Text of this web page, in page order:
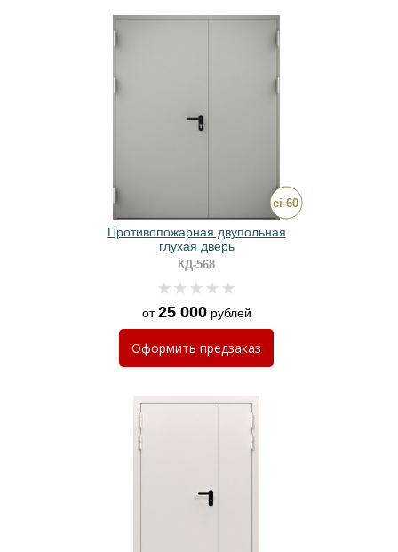
Противопожарная двупольная
глухая дверь
КД-568
от25 000рублей
Оформить предзаказ